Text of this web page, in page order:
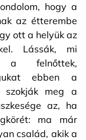
hogy a
az étterembe
ott a helyük az
Lássák, mi
a felnőttek,
ebben a
szokják meg a
az, ha
ma már
család, akik a